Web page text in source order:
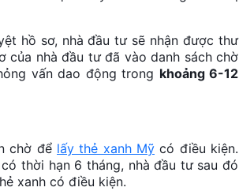
hồ sơ, nhà đầu tư sẽ nhận được thư
của nhà đầu tư đã vào danh sách chờ
vấn dao động trong khoảng 6-12
chờ để lấy thẻ xanh Mỹ có điều kiện.
thời hạn 6 tháng, nhà đầu tư sau đó
xanh có điều kiện.